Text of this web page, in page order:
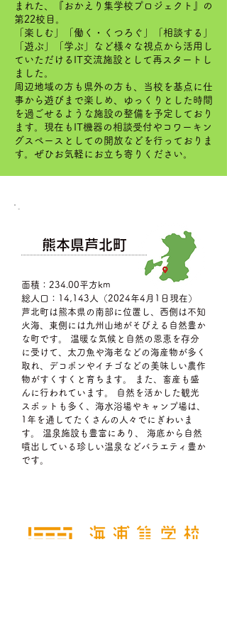
まれた、『おかえり集学校プロジェクト』の
第22校目。
「楽しむ」「働く・くつろぐ」「相談する」
「遊ぶ」「学ぶ」など様々な視点から活用し
ていただけるIT交流施設として再スタートし
ました。
周辺地域の方も県外の方も、当校を基点に仕
事から遊びまで楽しめ、ゆっくりとした時間
を過ごせるような施設の整備を予定しており
ます。現在もIT機器の相談受付やコワーキン
グスペースとしての開放などを行っておりま
す。ぜひお気軽にお立ち寄りください。
熊本県芦北町
面積：234.00平方km
総人口：14,143人（2024年4月1日現在）
芦北町は熊本県の南部に位置し、西側は不知
火海、東側には九州山地がそびえる自然豊か
な町です。 温暖な気候と自然の恩恵を存分
に受けて、太刀魚や海老などの海産物が多く
取れ、デコポンやイチゴなどの美味しい農作
物がすくすくと育ちます。 また、畜産も盛
んに行われています。 自然を活かした観光
スポットも多く、海水浴場やキャンプ場は、
1年を通してたくさんの人々でにぎわいま
す。 温泉施設も豊富にあり、 海底から自然
噴出している珍しい温泉などバラエティ豊か
です。